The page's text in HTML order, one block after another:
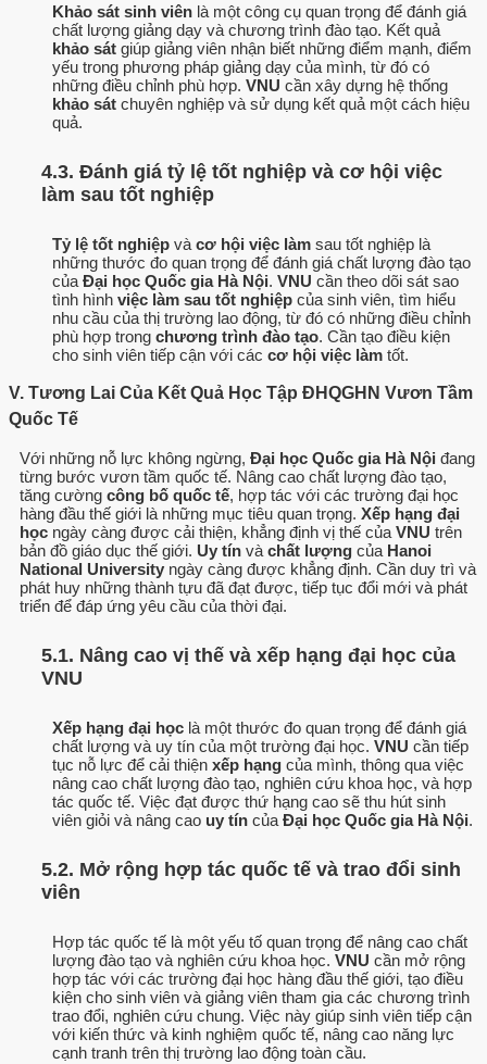
Khảo sát sinh viên là một công cụ quan trọng để đánh giá
chất lượng giảng dạy và chương trình đào tạo. Kết quả
khảo sát giúp giảng viên nhận biết những điểm mạnh, điểm
yếu trong phương pháp giảng dạy của mình, từ đó có
những điều chỉnh phù hợp. VNU cần xây dựng hệ thống
khảo sát chuyên nghiệp và sử dụng kết quả một cách hiệu
quả.
4.3. Đánh giá tỷ lệ tốt nghiệp và cơ hội việc
làm sau tốt nghiệp
Tỷ lệ tốt nghiệp và cơ hội việc làm sau tốt nghiệp là
những thước đo quan trọng để đánh giá chất lượng đào tạo
của Đại học Quốc gia Hà Nội. VNU cần theo dõi sát sao
tình hình việc làm sau tốt nghiệp của sinh viên, tìm hiểu
nhu cầu của thị trường lao động, từ đó có những điều chỉnh
phù hợp trong chương trình đào tạo. Cần tạo điều kiện
cho sinh viên tiếp cận với các cơ hội việc làm tốt.
V. Tương Lai Của Kết Quả Học Tập ĐHQGHN Vươn Tầm
Quốc Tế
Với những nỗ lực không ngừng, Đại học Quốc gia Hà Nội đang
từng bước vươn tầm quốc tế. Nâng cao chất lượng đào tạo,
tăng cường công bố quốc tế, hợp tác với các trường đại học
hàng đầu thế giới là những mục tiêu quan trọng. Xếp hạng đại
học ngày càng được cải thiện, khẳng định vị thế của VNU trên
bản đồ giáo dục thế giới. Uy tín và chất lượng của Hanoi
National University ngày càng được khẳng định. Cần duy trì và
phát huy những thành tựu đã đạt được, tiếp tục đổi mới và phát
triển để đáp ứng yêu cầu của thời đại.
5.1. Nâng cao vị thế và xếp hạng đại học của
VNU
Xếp hạng đại học là một thước đo quan trọng để đánh giá
chất lượng và uy tín của một trường đại học. VNU cần tiếp
tục nỗ lực để cải thiện xếp hạng của mình, thông qua việc
nâng cao chất lượng đào tạo, nghiên cứu khoa học, và hợp
tác quốc tế. Việc đạt được thứ hạng cao sẽ thu hút sinh
viên giỏi và nâng cao uy tín của Đại học Quốc gia Hà Nội.
5.2. Mở rộng hợp tác quốc tế và trao đổi sinh
viên
Hợp tác quốc tế là một yếu tố quan trọng để nâng cao chất
lượng đào tạo và nghiên cứu khoa học. VNU cần mở rộng
hợp tác với các trường đại học hàng đầu thế giới, tạo điều
kiện cho sinh viên và giảng viên tham gia các chương trình
trao đổi, nghiên cứu chung. Việc này giúp sinh viên tiếp cận
với kiến thức và kinh nghiệm quốc tế, nâng cao năng lực
cạnh tranh trên thị trường lao động toàn cầu.